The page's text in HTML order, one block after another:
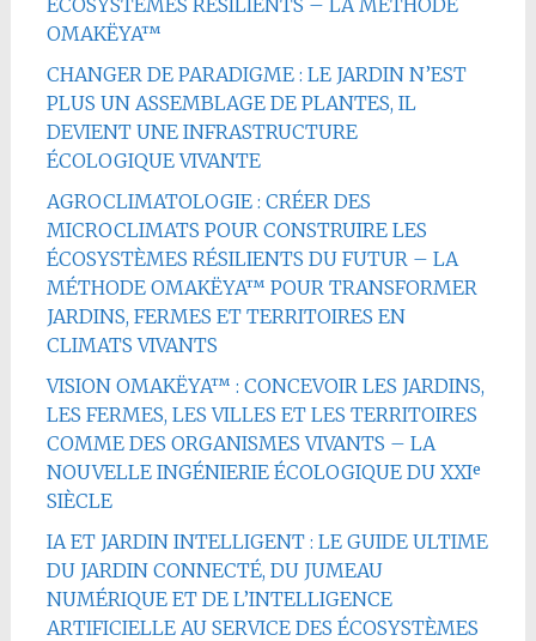
OMAKËYA™
CHANGER DE PARADIGME : LE JARDIN N’EST
PLUS UN ASSEMBLAGE DE PLANTES, IL
DEVIENT UNE INFRASTRUCTURE
ÉCOLOGIQUE VIVANTE
AGROCLIMATOLOGIE : CRÉER DES
MICROCLIMATS POUR CONSTRUIRE LES
ÉCOSYSTÈMES RÉSILIENTS DU FUTUR – LA
MÉTHODE OMAKËYA™ POUR TRANSFORMER
JARDINS, FERMES ET TERRITOIRES EN
CLIMATS VIVANTS
VISION OMAKËYA™ : CONCEVOIR LES JARDINS,
LES FERMES, LES VILLES ET LES TERRITOIRES
COMME DES ORGANISMES VIVANTS – LA
NOUVELLE INGÉNIERIE ÉCOLOGIQUE DU XXIᵉ
SIÈCLE
IA ET JARDIN INTELLIGENT : LE GUIDE ULTIME
DU JARDIN CONNECTÉ, DU JUMEAU
NUMÉRIQUE ET DE L’INTELLIGENCE
ARTIFICIELLE AU SERVICE DES ÉCOSYSTÈMES